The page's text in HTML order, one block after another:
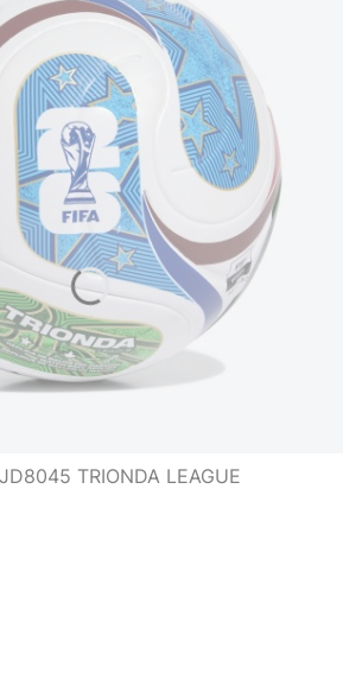
TRIONDA LEAGUE